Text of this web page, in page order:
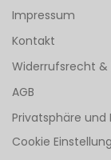
Impressum
Kontakt
Widerrufsrecht
AGB
Privatsphäre
Cookie